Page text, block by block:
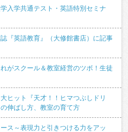
入学共通テスト・英語特別セミナ
『英語教育』（大修館書店）に記事
がスクール＆教室経営のツボ！生徒
ヒット『天才！！ヒマつぶしドリ
伸ばし方、教室の育て方
ス～表現力と引きつける力をアッ